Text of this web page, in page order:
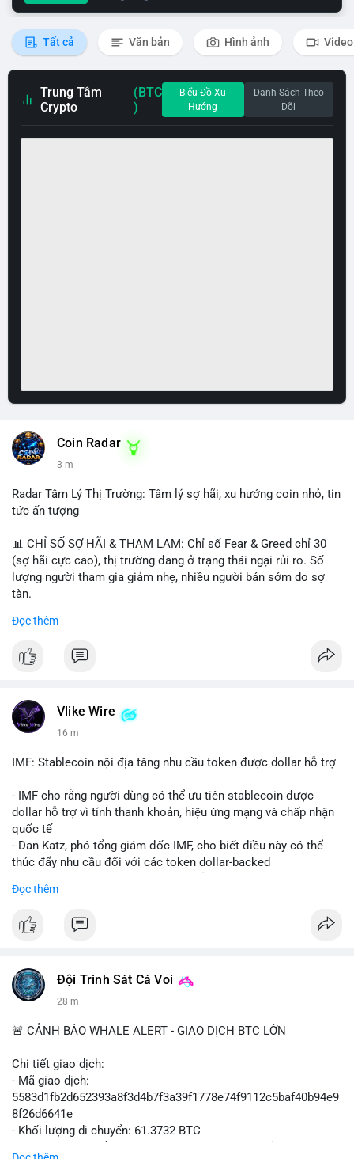
Tất cả Văn bản Hình ảnh Video
Trung Tâm
Crypto
(BTC
)
Biểu Đồ Xu
Hướng
Danh Sách Theo
Dõi
Coin Radar
3 m
Radar Tâm Lý Thị Trường: Tâm lý sợ hãi, xu hướng coin nhỏ, tin
tức ấn tượng
📊 CHỈ SỐ SỢ HÃI & THAM LAM: Chỉ số Fear & Greed chỉ 30
(sợ hãi cực cao), thị trường đang ở trạng thái ngại rủi ro. Số
lượng người tham gia giảm nhẹ, nhiều người bán sớm do sợ
tàn.
📈 XU HƯỚNG TÌM KIẾM & THẢO LUẬN: Biconomy (BICO),
coin được tìm kiếm nhiều nhất. Chủ đề NFT (Pudgy Penguins),
💬 DÒNG CHẢY TIN TỨC & TRUYỀN THÔNG: Bàn tán trên
Binance Square tập trung vào lệnh kẹp, dự báo NVDA và Musk
luận về Clearity Act.
💡 NHẬN ĐỊNH & KHUYẾN NGHỊ: Tâm lý ngắn hạn vẫn tiêu
cực do sợ hãi, nhưng xu hướng coin nhỏ và tin tức AI/NVIDA
có thể tạo cơ hội mua sớm. Cần theo dõi sự thay đổi trong
chính sách crypto Mỹ.
Đọc thêm
Vlike Wire
16 m
IMF: Stablecoin nội địa tăng nhu cầu token được dollar hỗ trợ
- IMF cho rằng người dùng có thể ưu tiên stablecoin được
dollar hỗ trợ vì tính thanh khoản, hiệu ứng mạng và chấp nhận
quốc tế
- Dan Katz, phó tổng giám đốc IMF, cho biết điều này có thể
thúc đẩy nhu cầu đối với các token dollar-backed
triển stablecoin nội địa
$btc $eth
📰 Nguồn: Cointelegraph
Đọc thêm
Đội Trinh Sát Cá Voi
28 m
🚨 CẢNH BÁO WHALE ALERT - GIAO DỊCH BTC LỚN
Chi tiết giao dịch:
- Mã giao dịch:
5583d1fb2d652393a8f3d4b7f3a39f1778e74f9112c5baf40b94e9
8f26d6641e
- Khối lượng di chuyển: 61.3732 BTC